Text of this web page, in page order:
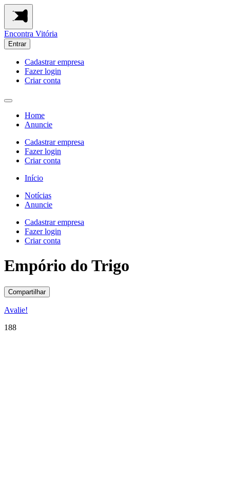
Encontra Vitória
Entrar
Cadastrar empresa
Fazer login
Criar conta
Home
Anuncie
Cadastrar empresa
Fazer login
Criar conta
Início
Notícias
Anuncie
Cadastrar empresa
Fazer login
Criar conta
Empório do Trigo
Compartilhar
Avalie!
188